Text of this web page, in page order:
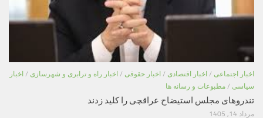
اخبار اجتماعی / اخبار اقتصادی / اخبار حقوقی / اخبار راه و ترابری و شهرسازی / اخبار
سیاسی / مطبوعات و رسانه ها
تندروهای مجلس استیضاح عراقچی را کلید زدند
مرداد 14, 1405